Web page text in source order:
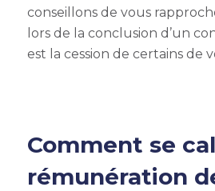
conseillons de vous
lors de la conclusion d’un
est la cession de certains de
Comment se
rémunération